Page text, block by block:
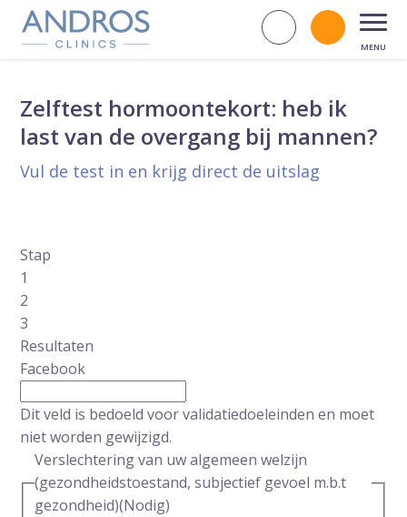
Navigatie overslaan
Zoek op
Bel
Zelftest hormoontekort: heb ik
last van de overgang bij mannen?
Vul de test in en krijg direct de uitslag
Stap
1
2
3
Resultaten
Facebook
Dit veld is bedoeld voor validatiedoeleinden en moet
niet worden gewijzigd.
Verslechtering van uw algemeen welzijn
(gezondheidstoestand, subjectief gevoel m.b.t
gezondheid)(Nodig)